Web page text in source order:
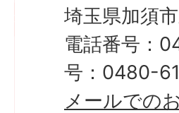
埼玉県加須
電話番号：
号：0480-
メールでの